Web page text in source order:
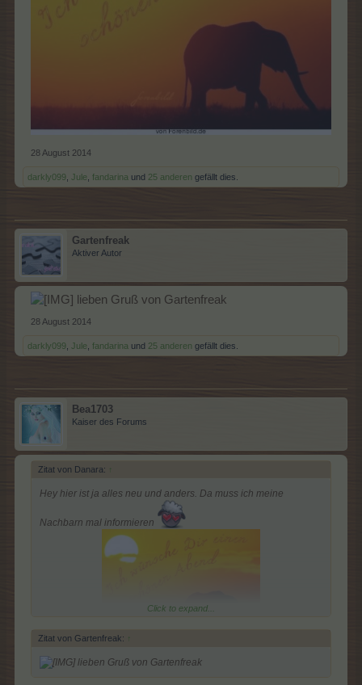
28 August 2014
darkly099 Jule fandarina und 25 anderen gefällt dies.
Gartenfreak
Aktiver Autor
lieben Gruß von Gartenfreak
28 August 2014
darkly099 Jule fandarina und 25 anderen gefällt dies.
Bea1703
Kaiser des Forums
Zitat von Danara: ↑
Hey hier ist ja alles neu und anders. Da muss ich meine
Nachbarn mal informieren
Click to expand...
Zitat von Gartenfreak: ↑
lieben Gruß von Gartenfreak